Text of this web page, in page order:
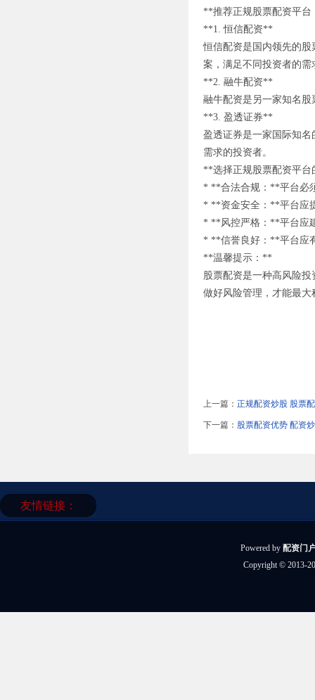
**推荐正规股票配资平
**1. 恒信配资**
恒信配资是国内领先的
案，满足不同投资者的需
**2. 融牛配资**
融牛配资是另一家知名
**3. 盈透证券**
盈透证券是一家国际知
需求的投资者。
**选择正规股票配资平
* **合法合规：**平台必
* **资金安全：**平台应
* **风控严格：**平台应
* **信誉良好：**平台应
**温馨提示：**
股票配资是一种高风险
做好风险管理，才能最
上一篇：正规配资炒股 股票
下一篇： 股票配资优势 配资
友情链接：
Powered by 配资门
Copyright © 2013-